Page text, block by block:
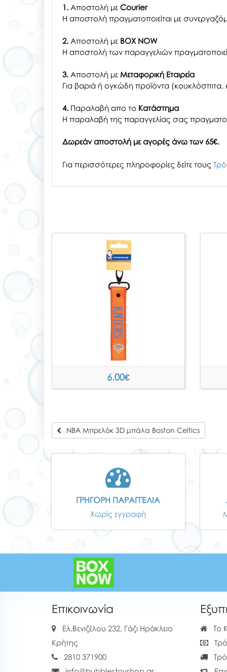
1. Αποστολή με Courier
Η αποστολή πραγματοποιείται με
2. Αποστολή με BOX NOW
Η αποστολή των παραγγελιών
3. Αποστολή με Μεταφορική Εταιρεία
Για βαριά ή ογκώδη προϊόντα (κουκλόσπιτα,
4. Παραλαβή απο το Κατάστημα
H παραλαβή της παραγγελίας σας
Δωρεάν αποστολή με αγορές άνω των 65€.
Για περισσότερες πληροφορίες δείτε τους
6.00€
NBA Μπρελόκ 3D μπάλα Boston Celtics
ΓΡΗΓΟΡΗ ΠΑΡΑΓΓΕΛΙΑ
Χωρίς εγγραφή
Επικοινωνία
Ελ.Βενιζέλου 232, Γάζι Ηράκλειο
Κρήτης
2810 371900
Το